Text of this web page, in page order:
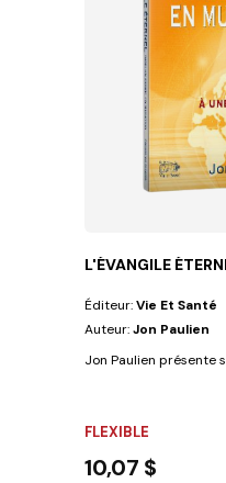
L'ÉVANGILE
Éditeur:Vie Et Santé
Auteur:Jon Paulien
Jon Paulien présente
FLEXIBLE
10,07 $